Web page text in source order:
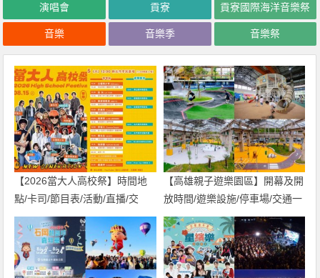
演唱會 貢寮 貢寮國際海洋音樂祭
音樂 音樂季 音樂祭
【2026當大人高校祭】時間地
點/卡司/節目表/活動/直播/交
通，免費入場！
【高雄親子遊樂園區】開幕及開
放時間/遊樂設施/停車場/交通一
次看！